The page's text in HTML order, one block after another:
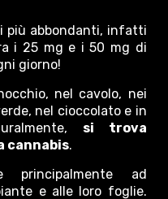
più abbondanti, infatti
i 25 mg e i 50 mg di
giorno!
nel cavolo, nei
nel cioccolato e in
si trova
cannabis.
principalmente ad
e alle loro foglie.